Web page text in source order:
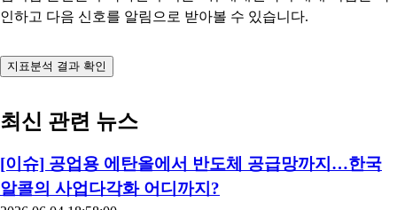
인하고 다음 신호를 알림으로 받아볼 수 있습니다.
지표분석 결과 확인
최신 관련 뉴스
[이슈] 공업용 에탄올에서 반도체 공급망까지…한국
알콜의 사업다각화 어디까지?